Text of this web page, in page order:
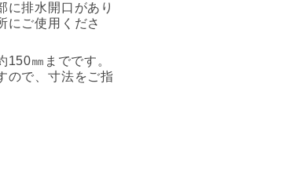
に排水開口があり
にご使用くださ
150㎜までです。
ので、寸法をご指